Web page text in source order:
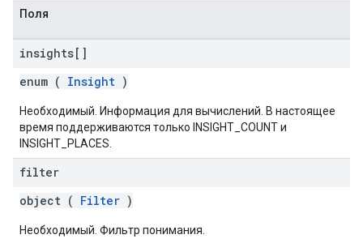
Поля
insights[]
enum ( Insight )
Необходимый. Информация для вычислений. В настоящее
время поддерживаются только INSIGHT_COUNT и
INSIGHT_PLACES.
filter
object ( Filter )
Необходимый. Фильтр понимания.